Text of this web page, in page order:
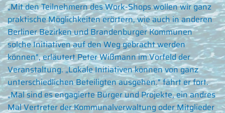
„Mit den Teilnehmern des Work-Shops wollen wir ganz
praktische Möglichkeiten erörtern, wie auch in anderen
Berliner Bezirken und Brandenburger Kommunen
solche Initiativen auf den Weg gebracht werden
können", erläutert Peter Wißmann im Vorfeld der
Veranstaltung. „Lokale Initiativen können von ganz
unterschiedlichen Beteiligten ausgehen." fährt er fort.
„Mal sind es engagierte Bürger und Projekte, ein andres
Mal Vertreter der Kommunalverwaltung oder Mitglieder